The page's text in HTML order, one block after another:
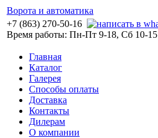
Ворота и автоматика
+7 (863) 270-50-16
Время работы: Пн-Пт 9-18, Сб 10-15
Главная
Каталог
Галерея
Способы оплаты
Доставка
Контакты
Дилерам
О компании